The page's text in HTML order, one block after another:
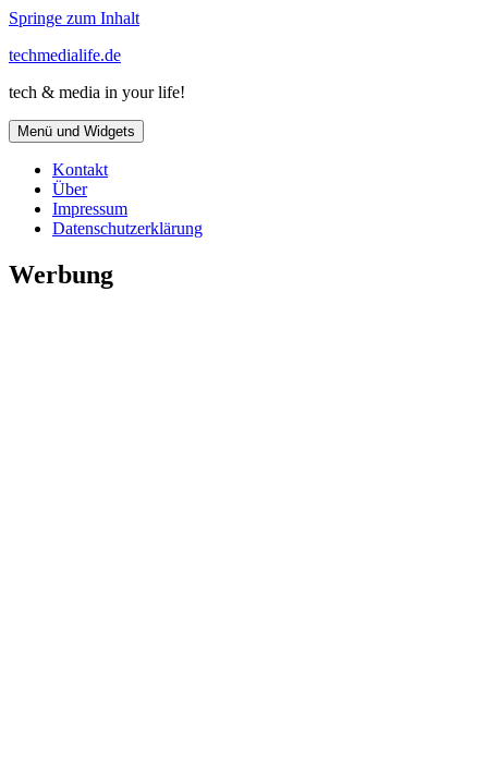
Springe zum Inhalt
techmedialife.de
tech & media in your life!
Menü und Widgets
Kontakt
Über
Impressum
Datenschutzerklärung
Werbung